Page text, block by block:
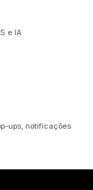
e IA
ups, notificações